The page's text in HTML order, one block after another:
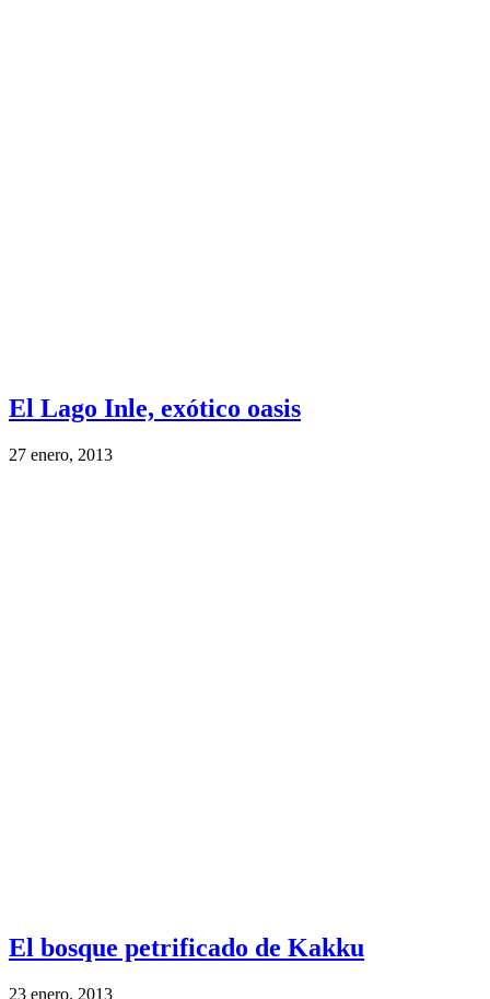
El Lago Inle, exótico oasis
27 enero, 2013
El bosque petrificado de Kakku
23 enero, 2013